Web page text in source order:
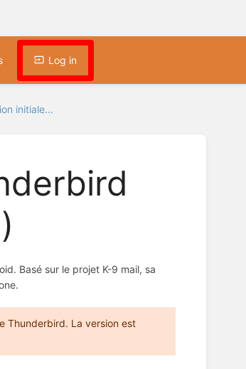
Log in
initiale...
Basé sur le projet K-9 mail, sa
Thunderbird. La version est